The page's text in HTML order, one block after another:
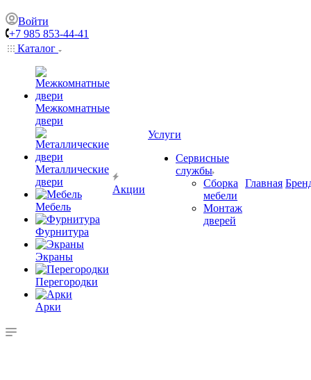
Войти
+7 985 853-44-41
Каталог
Межкомнатные
двери
Металлические
двери
Мебель
Фурнитура
Экраны
Перегородки
Арки
Акции
Услуги
Сервисные
службы
Сборка
мебели
Монтаж
дверей
Главная